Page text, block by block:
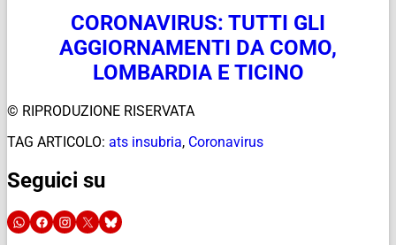
CORONAVIRUS: TUTTI GLI
AGGIORNAMENTI DA COMO,
LOMBARDIA E TICINO
© RIPRODUZIONE RISERVATA
TAG ARTICOLO: ats insubria, Coronavirus
Seguici su